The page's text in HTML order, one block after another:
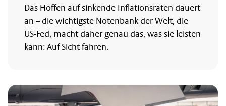
Das Hoffen auf sinkende Inflationsraten dauert
an – die wichtigste Notenbank der Welt, die
US-Fed, macht daher genau das, was sie leisten
kann: Auf Sicht fahren.